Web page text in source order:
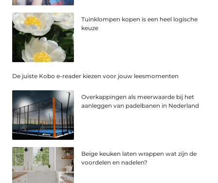
Tuinklompen kopen is een heel logische
keuze
De juiste Kobo e-reader kiezen voor jouw leesmomenten
Overkappingen als meerwaarde bij het
aanleggen van padelbanen in Nederland
Beige keuken laten wrappen wat zijn de
voordelen en nadelen?